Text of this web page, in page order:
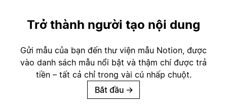
Trở thành người tạo nội dung
Gửi mẫu của bạn đến thư viện mẫu Notion, được
vào danh sách mẫu nổi bật và thậm chí được trả
tiền – tất cả chỉ trong vài cú nhấp chuột.
Bắt đầu →